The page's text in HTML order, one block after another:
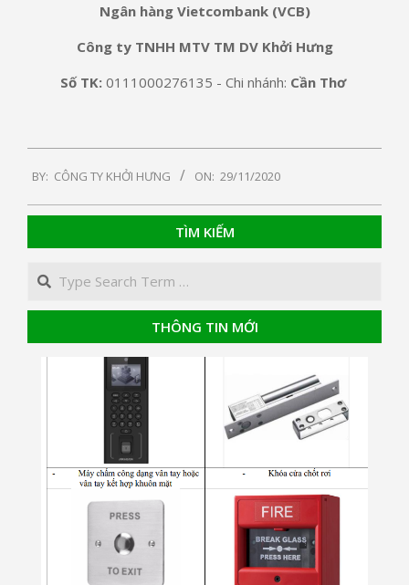
Ngân hàng Vietcombank (VCB)
Công ty TNHH MTV TM DV Khởi Hưng
Số TK:0111000276135 - Chi nhánh: Cần Thơ
11-
29
BY: CÔNG TY KHỞI HƯNG ON: 29/11/2020
TÌM KIẾM
Search
THÔNG TIN MỚI